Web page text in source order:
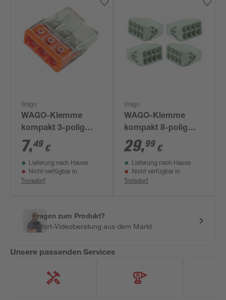
Wago
WAGO-Klemme
kompakt 3-polig
weiß 25 Stück
7,49 €
Lieferung nach Hause
Nicht verfügbar in
Troisdorf
Wago
WAGO-Klemme
kompakt 8-polig
weiß 50 Stück
29,99 €
Lieferung nach Hause
Nicht verfügbar in
Troisdorf
Fragen zum Produkt?
Sofort-Videoberatung aus dem Markt
Unsere passenden Services